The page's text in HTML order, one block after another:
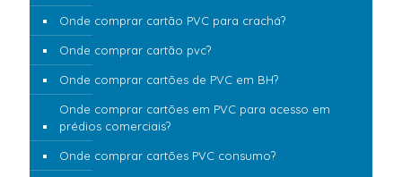
Onde comprar cartão PVC para crachá?
Onde comprar cartão pvc?
Onde comprar cartões de PVC em BH?
Onde comprar cartões em PVC para acesso em
prédios comerciais?
Onde comprar cartões PVC consumo?